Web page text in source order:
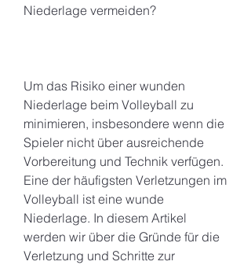
Niederlage vermeiden?
Um das Risiko einer wunden
Niederlage beim Volleyball zu
minimieren, insbesondere wenn die
Spieler nicht über ausreichende
Vorbereitung und Technik verfügen.
Eine der häufigsten Verletzungen im
Volleyball ist eine wunde
Niederlage. In diesem Artikel
werden wir über die Gründe für die
Verletzung und Schritte zur